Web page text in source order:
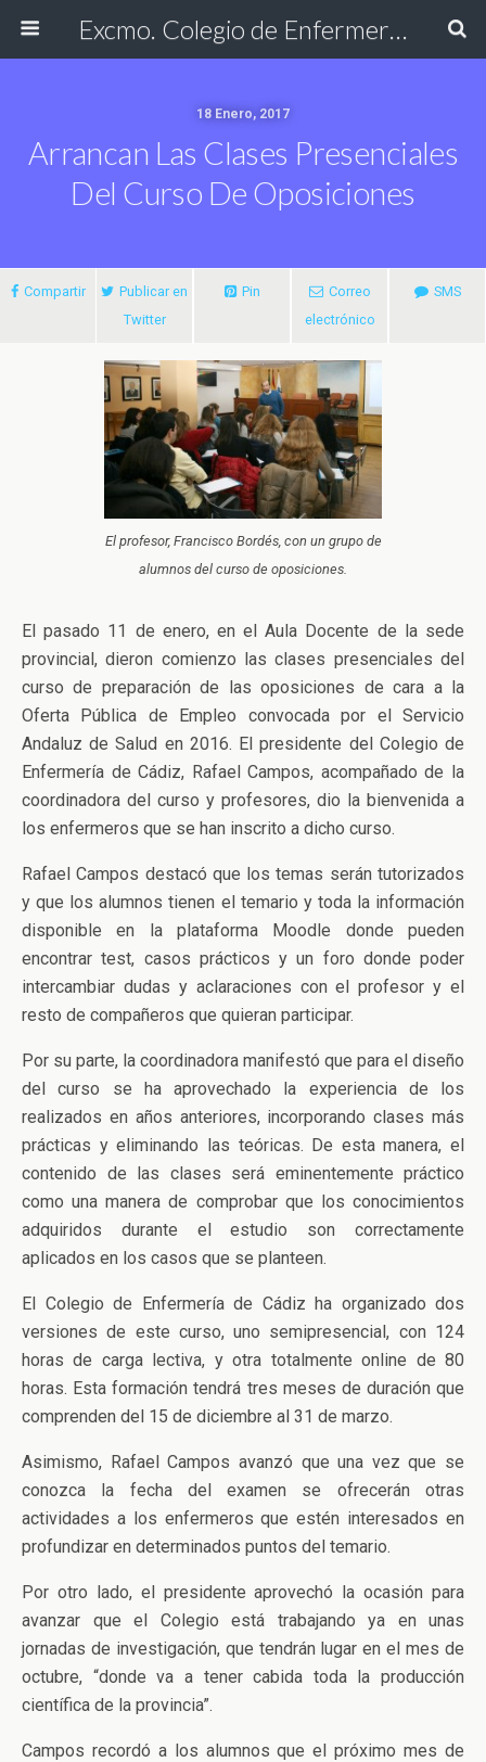
Excmo. Colegio de Enfermería de Cádiz
18 Enero, 2017
Arrancan Las Clases Presenciales
Del Curso De Oposiciones
Compartir
Publicar en
Twitter
Pin
Correo
electrónico
SMS
El profesor, Francisco Bordés, con un grupo de
alumnos del curso de oposiciones.
El pasado 11 de enero, en el Aula Docente de la sede
provincial, dieron comienzo las clases presenciales del
curso de preparación de las oposiciones de cara a la
Oferta Pública de Empleo convocada por el Servicio
Andaluz de Salud en 2016. El presidente del Colegio de
Enfermería de Cádiz, Rafael Campos, acompañado de la
coordinadora del curso y profesores, dio la bienvenida a
los enfermeros que se han inscrito a dicho curso.
Rafael Campos destacó que los temas serán tutorizados
y que los alumnos tienen el temario y toda la información
disponible en la plataforma Moodle donde pueden
encontrar test, casos prácticos y un foro donde poder
intercambiar dudas y aclaraciones con el profesor y el
resto de compañeros que quieran participar.
Por su parte, la coordinadora manifestó que para el diseño
del curso se ha aprovechado la experiencia de los
realizados en años anteriores, incorporando clases más
prácticas y eliminando las teóricas. De esta manera, el
contenido de las clases será eminentemente práctico
como una manera de comprobar que los conocimientos
adquiridos durante el estudio son correctamente
aplicados en los casos que se planteen.
El Colegio de Enfermería de Cádiz ha organizado dos
versiones de este curso, uno semipresencial, con 124
horas de carga lectiva, y otra totalmente online de 80
horas. Esta formación tendrá tres meses de duración que
comprenden del 15 de diciembre al 31 de marzo.
Asimismo, Rafael Campos avanzó que una vez que se
conozca la fecha del examen se ofrecerán otras
actividades a los enfermeros que estén interesados en
profundizar en determinados puntos del temario.
Por otro lado, el presidente aprovechó la ocasión para
avanzar que el Colegio está trabajando ya en unas
jornadas de investigación, que tendrán lugar en el mes de
octubre, “donde va a tener cabida toda la producción
científica de la provincia”.
Campos recordó a los alumnos que el próximo mes de